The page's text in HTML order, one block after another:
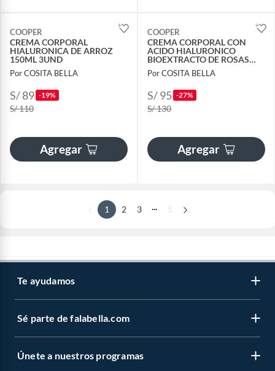
COOPER
CREMA CORPORAL
HIALURONICA DE ARROZ
150ML 3UND
Por COSITA BELLA
S/ 89 -19%
S/ 110
Agregar
COOPER
CREMA CORPORAL CON
ACIDO HIALURONICO
BIOEXTRACTO DE ROSAS
450ML 2UND
Por COSITA BELLA
S/ 95 -27%
S/ 130
Agregar
1 2 3 ... 5
Te ayudamos
Sé parte de falabella.com
Únete a nuestros programas